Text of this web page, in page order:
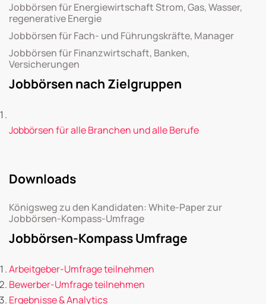
Jobbörsen für Energiewirtschaft Strom, Gas, Wasser,
regenerative Energie
Jobbörsen für Fach- und Führungskräfte, Manager
Jobbörsen für Finanzwirtschaft, Banken,
Versicherungen
Jobbörsen nach Zielgruppen
Jobbörsen für alle Branchen und alle Berufe
Downloads
Königsweg zu den Kandidaten: White-Paper zur
Jobbörsen-Kompass-Umfrage
Jobbörsen-Kompass Umfrage
Arbeitgeber-Umfrage teilnehmen
Bewerber-Umfrage teilnehmen
Ergebnisse & Analytics